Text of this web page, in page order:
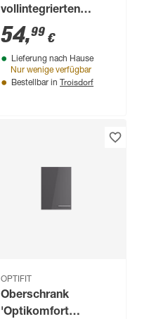
vollintegrierten
Geschirrspüler
'Optikomfort
Arvid986' weiß 59,6
x 70 x 1,6 cm
54,99 €
Lieferung nach Hause
Nur wenige verfügbar
Bestellbar in Troisdorf
OPTIFIT
Oberschrank
'Optikomfort